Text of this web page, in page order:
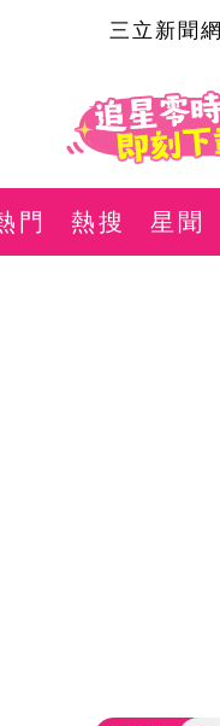
三立新聞網
門 熱搜 星聞